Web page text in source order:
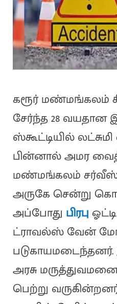
கரூர் மண்மங்கலம்
சேர்ந்த 28 வயதான
ஸ்கூட்டியில்
பின்னால் அமர
மண்மங்கலம்
அருகே சென்று
அப்போது பிரபு
ட்ராவல்ஸ் வேன்
படுகாயமடைந்தனர்.
அரசு
பெற்று